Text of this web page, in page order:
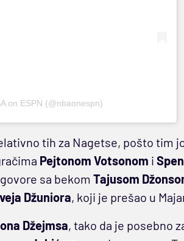
on ESPN (@nbaonespn)
tih za Nagetse, pošto tim
Pejtonom Votsonom i
sa bekom Tajusom
Džuniora, koji je prešao u
Džejmsa, tako da je posebno